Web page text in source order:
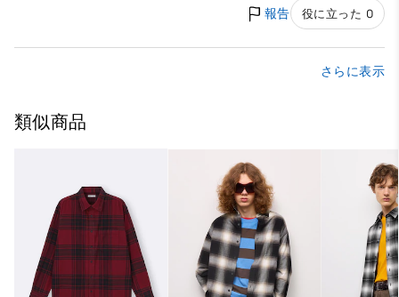
報告 役に立った 0
さらに表示
類似商品